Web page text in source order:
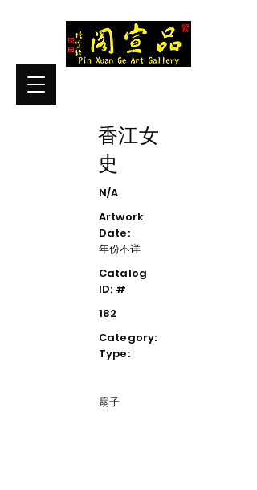
香江女
史
N/A
Artwork
Date:
年份不详
Catalog
ID: #
182
Category:
Type:
扇子